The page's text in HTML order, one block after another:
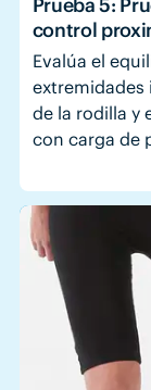
Prueba 5:
control
Evalúa el
extremidades
de la rodilla y
con carga de